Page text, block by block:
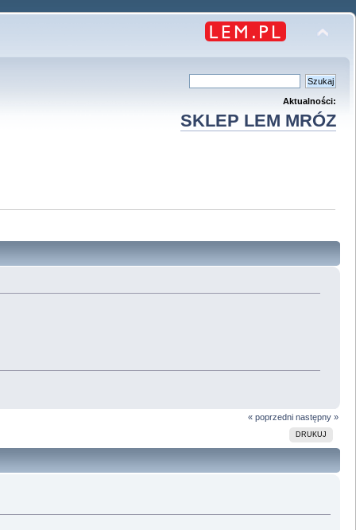
Aktualności:
SKLEP LEM MRÓZ
« poprzedni następny »
DRUKUJ